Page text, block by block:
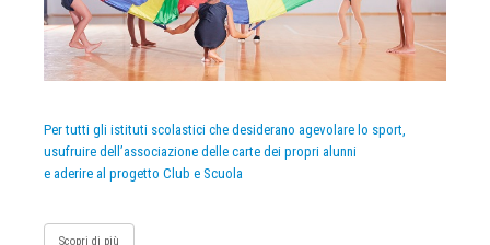
Per tutti gli istituti scolastici che desiderano agevolare lo sport,
usufruire dell’associazione delle carte dei propri alunni
e aderire al progetto Club e Scuola
Scopri di più